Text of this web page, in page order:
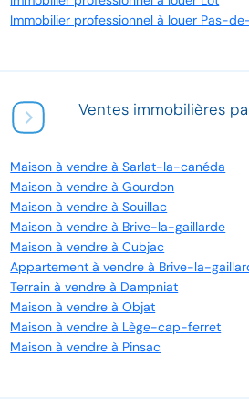
Immobilier professionnel à louer Pas-
Ventes immobilières
Maison à vendre à Sarlat-la-canéda
Maison à vendre à Gourdon
Maison à vendre à Souillac
Maison à vendre à Brive-la-gaillarde
Maison à vendre à Cubjac
Appartement à vendre à Brive-la-
Terrain à vendre à Dampniat
Maison à vendre à Objat
Maison à vendre à Lège-cap-ferret
Maison à vendre à Pinsac